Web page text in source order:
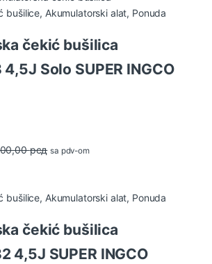
bušilice, Akumulatorski alat, Ponuda
čekić bušilica
Solo SUPER INGCO
рсд sa pdv-om
bušilice, Akumulatorski alat, Ponuda
čekić bušilica
4,5J SUPER INGCO